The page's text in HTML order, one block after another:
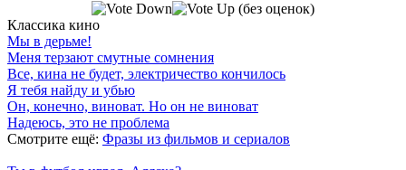
(без оценок)
Классика кино
Мы в дерьме!
Меня терзают смутные сомнения
Все, кина не будет, электричество кончилось
Я тебя найду и убью
Он, конечно, виноват. Но он не виноват
Надеюсь, это не проблема
Смотрите ещё: Фразы из фильмов и сериалов